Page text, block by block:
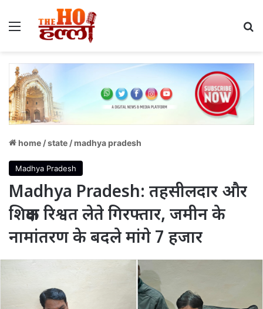
Menu
home /state /madhya pradesh
Madhya Pradesh
Madhya Pradesh: तहसीलदार और
शिक्षक रिश्वत लेते गिरफ्तार, जमीन के
नामांतरण के बदले मांगे 7 हजार